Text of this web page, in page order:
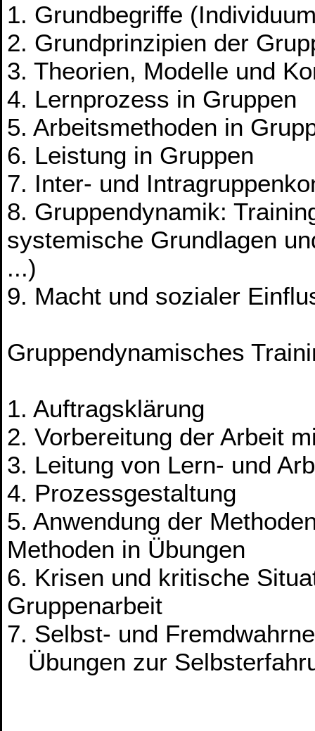
1. Grundbegriffe
2. Grundprinzipien der
3. Theorien, Modelle und
4. Lernprozess in Gruppen
5. Arbeitsmethoden in
6. Leistung in Gruppen
7. Inter- und
8. Gruppendynamik:
systemische Grundlagen
...)
9. Macht und sozialer
Gruppendynamisches
1. Auftragsklärung
2. Vorbereitung der Arbeit
3. Leitung von Lern- und
4. Prozessgestaltung
5. Anwendung der
Methoden in Übungen
6. Krisen und kritische
Gruppenarbeit
7. Selbst- und
Übungen zur